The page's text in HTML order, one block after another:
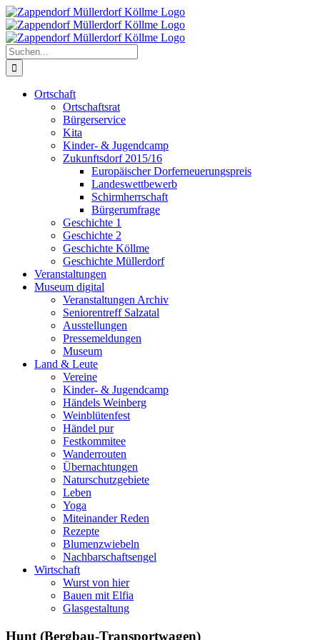
Zum
Inhalt
springen
Suche
nach:
Ortschaft
Ortschaftsrat
Bürgerservice
Kita
Kinder- & Jugendcamp
Zukunftsdorf 2015/16
Europäischer Dorferneuerungspreis
Landeswettbewerb
Schirmherrschaft
Bürgerumfrage
Geschichte 1
Geschichte 2
Geschichte Köllme
Geschichte Müllerdorf
Veranstaltungen
Museum digital
Veranstaltungen Archiv
Seniorentreff Salzatal
Ausstellungen
Pressemeldungen
Museum
Land & Leute
Vereine
Kinder- & Jugendcamp
Händels Weinberg
Weinblütenfest
Händel pur
Festkommitee
Wanderrouten
Übernachtungen
Naturschutzgebiete
Leben
Yoga
Miteinander Reden
Rezepte
Blumenzwiebeln
Nachbarschaftsengel
Wirtschaft
Wurst von hier
Bauen mit Elfia
Glasgestaltung
Hunt (Bergbau-Transportwagen)